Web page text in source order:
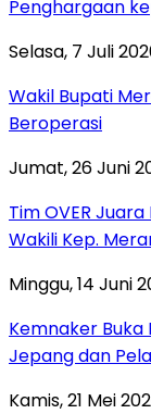
Penghargaan
Selasa, 7 Juli
Wakil Bupati
Beroperasi
Jumat, 26 Juni
Tim OVER
Wakili Kep.
Minggu, 14 Juni
Kemnaker
Jepang dan
Kamis, 21 Mei